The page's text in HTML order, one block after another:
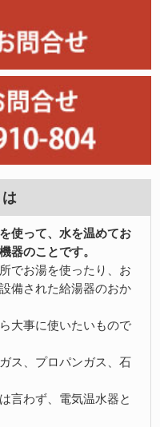
使って、水を温めてお
器のことです。
でお湯を使ったり、お
備された給湯器のおか
大事に使いたいもので
ス、プロパンガス、石
言わず、電気温水器と